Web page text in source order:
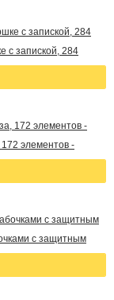
с запиской, 284
172 элементов -
с защитным